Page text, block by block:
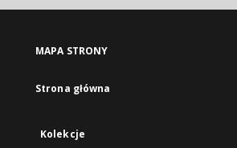
się
karcie
MAPA STRONY
Strona główna
Kolekcje